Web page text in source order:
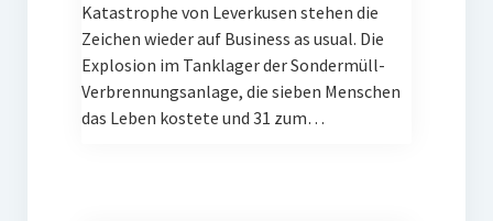
Katastrophe von Leverkusen stehen die
Zeichen wieder auf Business as usual. Die
Explosion im Tanklager der Sondermüll-
Verbrennungsanlage, die sieben Menschen
das Leben kostete und 31 zum…